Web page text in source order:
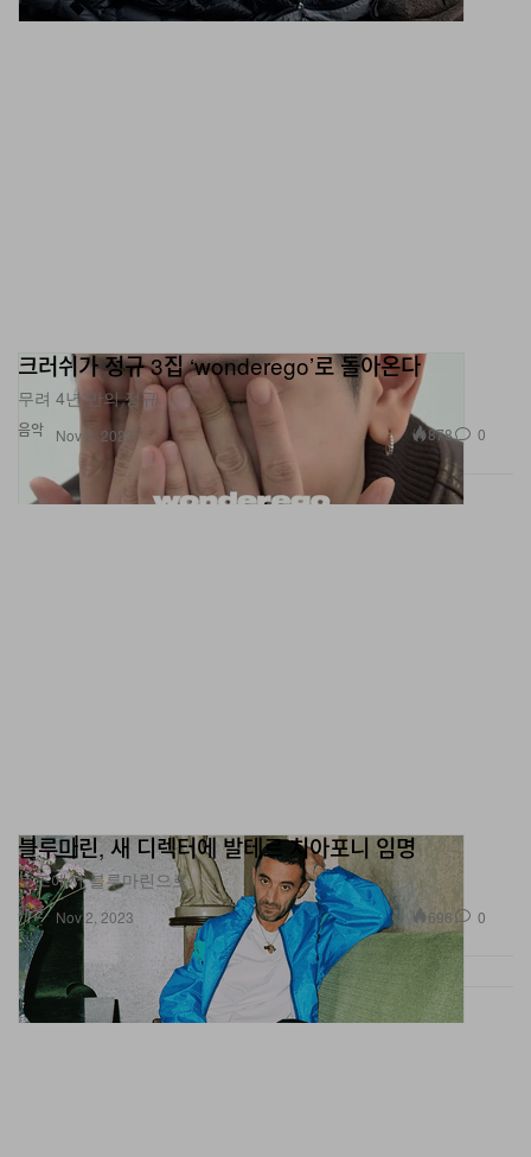
음악
크러쉬가 정규 3집 ‘wonderego’로 돌아온다
무려 4년 만의 정규.
Nov 2, 2023 878 0
패션
블루마린, 새 디렉터에 발테르 치아포니 임명
토즈에서 블루마린으로.
Nov 2, 2023 696 0